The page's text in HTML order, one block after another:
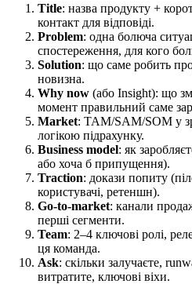
Title: назва продукту +
контакт для відповіді.
Problem: одна болюча
спостереження, для кого
Solution: що саме робить
новизна.
Why now (або Insight): що
момент правильний саме
Market: TAM/SAM/SOM у
логікою підрахунку.
Business model: як
або хоча б припущення).
Traction: докази попиту
користувачі, ретеншн).
Go-to-market: канали
перші сегменти.
Team: 2–4 ключові ролі,
ця команда.
Ask: скільки залучаєте,
витратите, ключові віхи.